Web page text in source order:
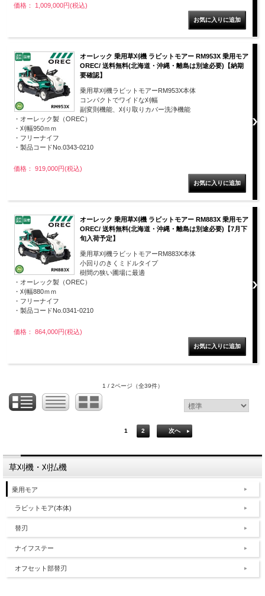
価格： 1,009,000円(税込)
オーレック 乗用草刈機 ラビットモアー RM953X 乗用モア
OREC/ 送料無料(北海道・沖縄・離島は別途必要)【納期
要確認】
乗用草刈機ラビットモアーRM953X本体
コンパクトでワイドな刈幅
副変則機能、刈り取りカバー洗浄機能
・オーレック製（OREC）
・刈幅950ｍｍ
・フリーナイフ
・製品コードNo.0343-0210
価格： 919,000円(税込)
オーレック 乗用草刈機 ラビットモアー RM883X 乗用モア
OREC/ 送料無料(北海道・沖縄・離島は別途必要)【7月下
旬入荷予定】
乗用草刈機ラビットモアーRM883X本体
小回りのきくミドルタイプ
樹間の狭い圃場に最適
・オーレック製（OREC）
・刈幅880ｍｍ
・フリーナイフ
・製品コードNo.0341-0210
価格： 864,000円(税込)
1 / 2ページ （全39件）
1 2 次へ
草刈機・刈払機
乗用モア
ラビットモア(本体)
替刃
ナイフステー
オフセット部替刃